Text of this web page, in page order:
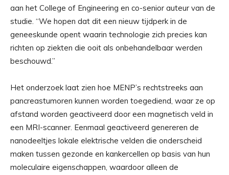
aan het College of Engineering en co-senior auteur van de
studie. “We hopen dat dit een nieuw tijdperk in de
geneeskunde opent waarin technologie zich precies kan
richten op ziekten die ooit als onbehandelbaar werden
beschouwd.”
Het onderzoek laat zien hoe MENP’s rechtstreeks aan
pancreastumoren kunnen worden toegediend, waar ze op
afstand worden geactiveerd door een magnetisch veld in
een MRI-scanner. Eenmaal geactiveerd genereren de
nanodeeltjes lokale elektrische velden die onderscheid
maken tussen gezonde en kankercellen op basis van hun
moleculaire eigenschappen, waardoor alleen de